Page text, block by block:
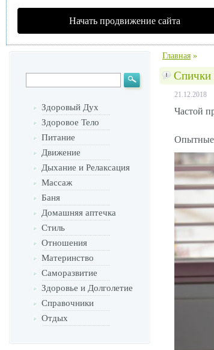
Начать продвижение сайта
Здоровый Дух
Здоровое Тело
Питание
Движение
Дыхание и Релаксация
Массаж
Баня
Домашняя аптечка
Стиль
Отношения
Материнство
Саморазвитие
Здоровье и Долголетие
Справочники
Отдых
Главная »
Спички
21.12.2018
Частой
Опытные